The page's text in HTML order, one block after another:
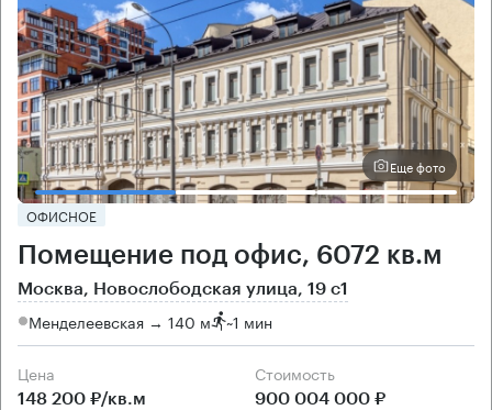
Еще фото
ОФИСНОЕ
Помещение под офис, 6072 кв.м
Москва, Новослободская улица, 19 с1
Менделеевская → 140 м ~1 мин
Цена
148 200 ₽/кв.м
Cтоимость
900 004 000 ₽